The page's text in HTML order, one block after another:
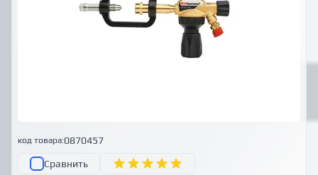
код товара:0870457
Сравнить